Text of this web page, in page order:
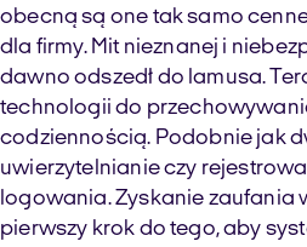
obecną są one tak samo
dla firmy. Mit nieznanej i
dawno odszedł do lamusa.
technologii do
codziennością. Podobnie jak
uwierzytelnianie czy
logowania. Zyskanie zaufania
pierwszy krok do tego, aby